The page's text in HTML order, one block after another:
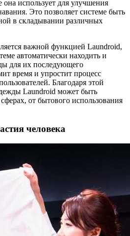
использует для улучшения
Это позволяет системе быть
в складывании различных
важной функцией Laundroid,
автоматически находить и
для их последующего
время и упростит процесс
Благодаря этой
Laundroid может быть
от бытового использования
человека